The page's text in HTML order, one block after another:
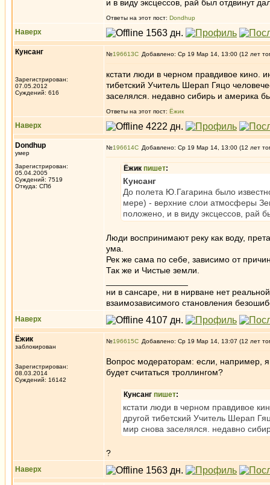
и в виду эксцессов, рай был отдвинут
Ответы на этот пост: Dondhup
Наверх
Кунсанг
Зарегистрирован:
07.05.2012
Суждений: 616
№196613 Добавлено: Ср 19 Мар 14, 13:00 (12 лет
кстати люди в черном правдивое кино.
тибетский Учитель Шерап Гяцо
заселялся. недавно сибирь и америка
Ответы на этот пост: Ёжик
Наверх
Dondhup
умер
Зарегистрирован:
05.04.2005
Суждений: 7519
Откуда: СПб
№196614 Добавлено: Ср 19 Мар 14, 13:00 (12 лет
Ёжик пишет:
Кунсанг
До полета Ю.Гагарина было
мере) - верхние слои атмосферы
положено, и в виду эксцессов, рай
Люди воспринимают реку как воду,
ума.
Рек же сама по себе, зависимо от
Так же и Чистые земли.
ни в сансаре, ни в нирване нет
взаимозависимого становления
Наверх
Ёжик
заблокирован
Зарегистрирован:
08.03.2014
Суждений: 16142
№196615 Добавлено: Ср 19 Мар 14, 13:07 (12 лет
Вопрос модераторам: если, например, я
будет считаться троллингом?
Кунсанг пишет:
кстати люди в черном правдивое
другой тибетский Учитель Шерап
мир снова заселялся. недавно
?
Наверх